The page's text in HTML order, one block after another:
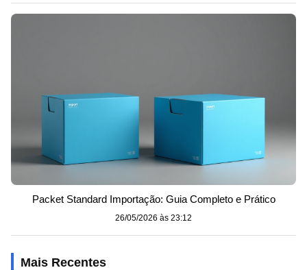
Packet Standard Importação: Guia Completo e Prático
26/05/2026 às 23:12
Mais Recentes